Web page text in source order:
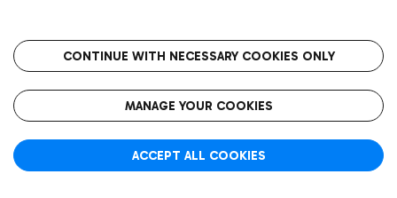
预计时间:
PK 5361
Istanbul (IST)
CONTINUE WITH NECESSARY COOKIES ONLY
MANAGE YOUR COOKIES
ACCEPT ALL COOKIES